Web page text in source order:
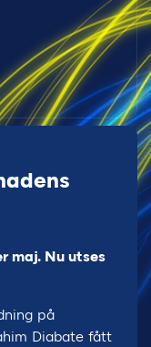
maj. Nu utses
på
Diabate fått